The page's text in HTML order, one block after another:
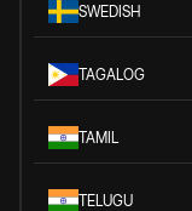
SWEDISH
TAGALOG
TAMIL
TELUGU